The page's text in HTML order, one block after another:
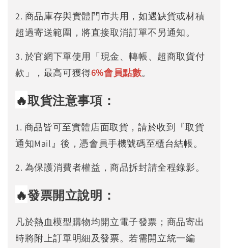
2. 商品庫存與實體門市共用，如遇缺貨或材積
超過寄送範圍，將直接取消訂單不另通知。
3. 於官網下單使用「現金、轉帳、超商取貨付
款」，最高可獲得6%會員點數。
🔥取貨注意事項：
1. 商品皆可至實體店面取貨，請於收到『取貨
通知Mail』後，憑會員手機號碼至櫃台結帳。
2. 為保護消費者權益，商品拆封請全程錄影。
🔥發票開立說明：
凡於熱血模型購物均開立電子發票；商品寄出
時將附上訂單明細及發票。若需開立統一編